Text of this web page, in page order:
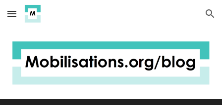
Skip to main content Skip to navigation